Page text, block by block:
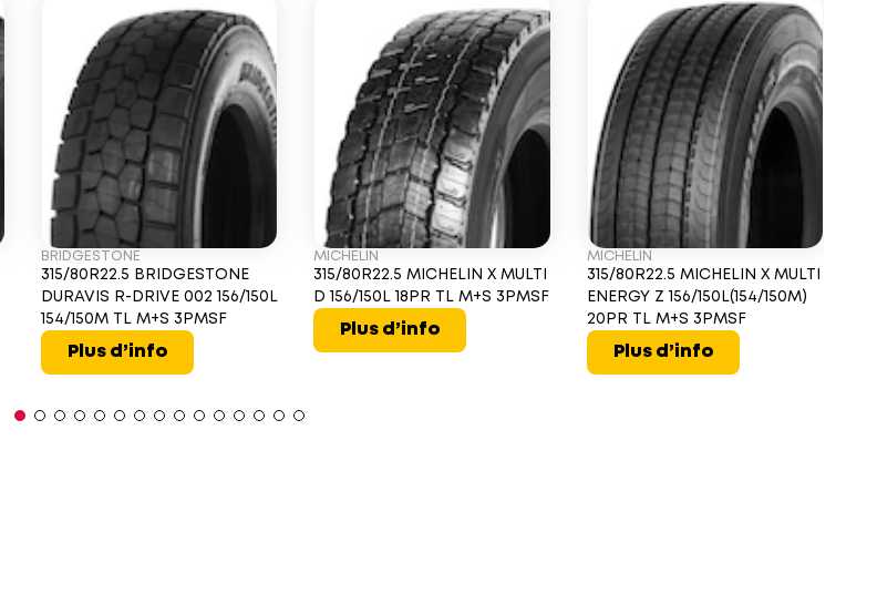
BRIDGESTONE
315/80R22.5 BRIDGESTONE
DURAVIS R-DRIVE 002 156/150L
154/150M TL M+S 3PMSF
Plus d’info
MICHELIN
315/80R22.5 MICHELIN X MULTI
D 156/150L 18PR TL M+S 3PMSF
Plus d’info
MICHELIN
315/80R22.5 MICHELIN X MULTI
ENERGY Z 156/150L(154/150M)
20PR TL M+S 3PMSF
Plus d’info